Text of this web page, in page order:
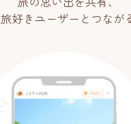
旅好きユーザーとつなが